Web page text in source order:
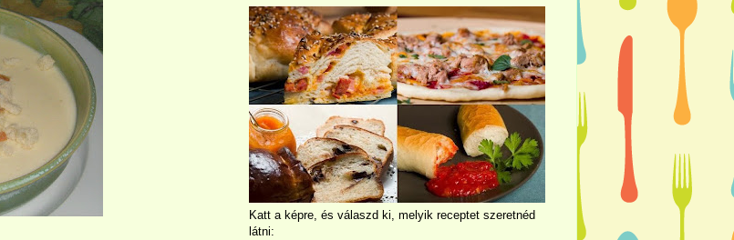
Katt a képre, és válaszd ki, melyik receptet szeretnéd
látni: